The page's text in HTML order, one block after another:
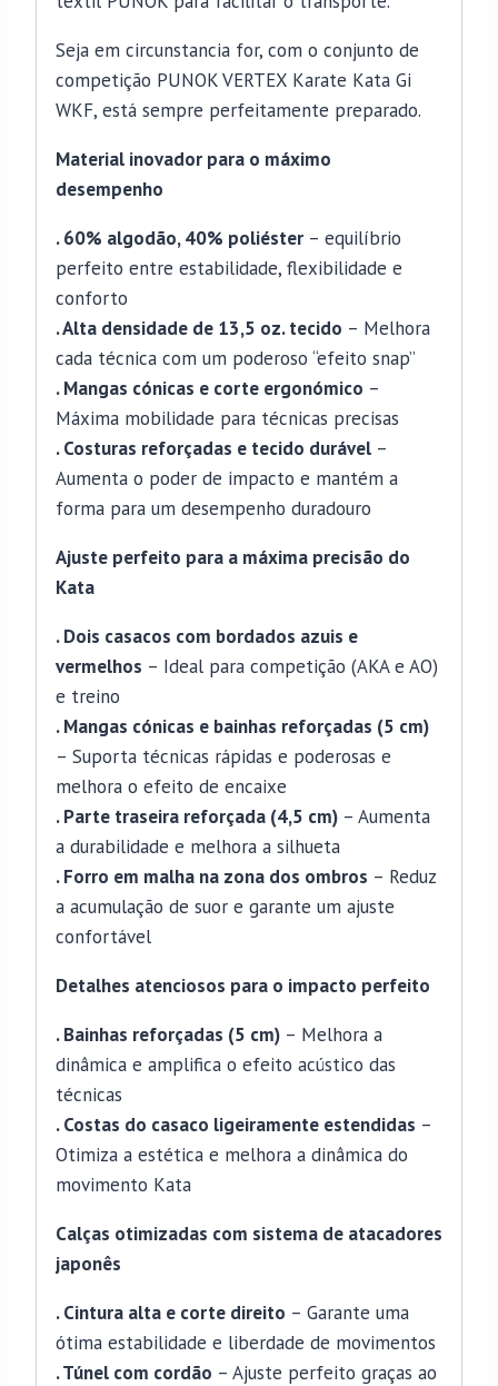
Seja em circunstancia for, com o conjunto de
competição PUNOK VERTEX Karate Kata Gi
WKF, está sempre perfeitamente preparado.
Material inovador para o máximo
desempenho
. 60% algodão, 40% poliéster – equilíbrio
perfeito entre estabilidade, flexibilidade e
conforto
. Alta densidade de 13,5 oz. tecido – Melhora
cada técnica com um poderoso “efeito snap”
. Mangas cónicas e corte ergonómico –
Máxima mobilidade para técnicas precisas
. Costuras reforçadas e tecido durável –
Aumenta o poder de impacto e mantém a
forma para um desempenho duradouro
Ajuste perfeito para a máxima precisão do
Kata
. Dois casacos com bordados azuis e
vermelhos – Ideal para competição (AKA e AO)
e treino
. Mangas cónicas e bainhas reforçadas (5 cm)
– Suporta técnicas rápidas e poderosas e
melhora o efeito de encaixe
. Parte traseira reforçada (4,5 cm) – Aumenta
a durabilidade e melhora a silhueta
. Forro em malha na zona dos ombros – Reduz
a acumulação de suor e garante um ajuste
confortável
Detalhes atenciosos para o impacto perfeito
. Bainhas reforçadas (5 cm) – Melhora a
dinâmica e amplifica o efeito acústico das
técnicas
. Costas do casaco ligeiramente estendidas –
Otimiza a estética e melhora a dinâmica do
movimento Kata
Calças otimizadas com sistema de atacadores
japonês
. Cintura alta e corte direito – Garante uma
ótima estabilidade e liberdade de movimentos
. Túnel com cordão – Ajuste perfeito graças ao